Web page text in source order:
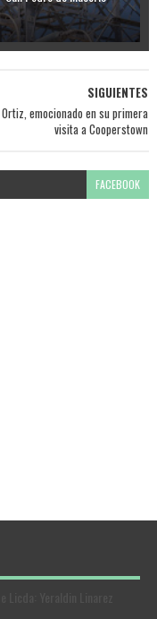
SIGUIENTES
emocionado en su primera
visita a Cooperstown
FACEBOOK